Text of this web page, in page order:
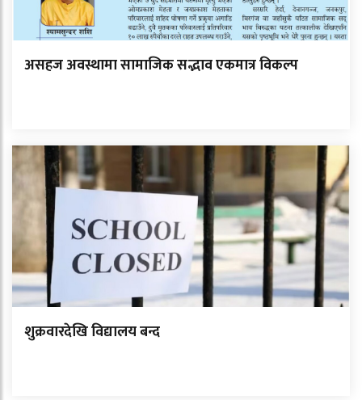
असहज अवस्थामा सामाजिक सद्भाव एकमात्र विकल्प
शुक्रवारदेखि विद्यालय बन्द